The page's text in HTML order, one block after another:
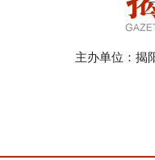
主办单位：揭